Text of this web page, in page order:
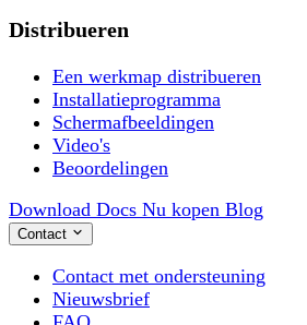
Distribueren
Een werkmap distribueren
Installatieprogramma
Schermafbeeldingen
Video's
Beoordelingen
Download Docs Nu kopen Blog
Contact
Contact met ondersteuning
Nieuwsbrief